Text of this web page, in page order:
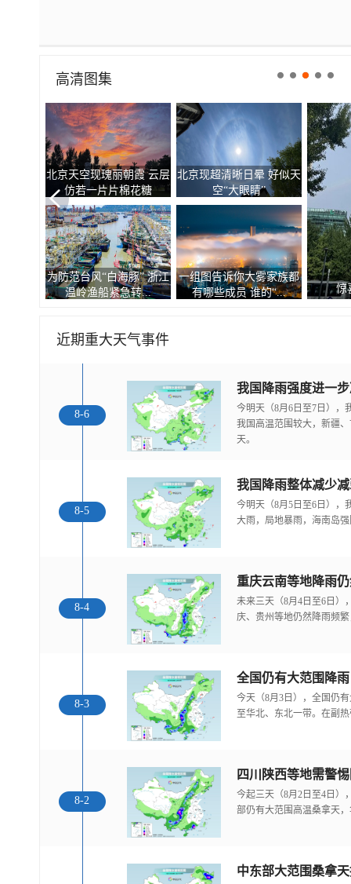
高清图集
北京天空现瑰丽朝霞 云层
仿若一片片棉花糖
北京现超清晰日晕 好似天
空“大眼睛”
为防范台风“白海豚” 浙江
温岭渔船紧急转...
一组图告诉你大雾家族都
有哪些成员 谁的“...
惊
近期重大天气事件
8-6
今明天（8月6日至7日），
我国高温范围较大，新疆
天。
8-5
我国降雨整体减少
今明天（8月5日至6日），
大雨，局地暴雨，海南岛
8-4
重庆云南等地降雨
未来三天（8月4日至6日）
庆、贵州等地仍然降雨频
8-3
全国仍有大范围降
今天（8月3日），全国仍
至华北、东北一带。在副
8-2
今起三天（8月2日至4日）
部仍有大范围高温桑拿天
中东部大范围桑拿